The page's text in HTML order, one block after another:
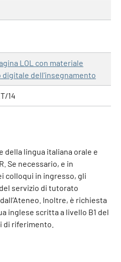
LOL con materiale
digitale dell'insegnamento
14
della lingua italiana orale e
Se necessario, e in
colloqui in ingresso, gli
servizio di tutorato
Inoltre, è richiesta
inglese scritta a livello B1 del
di riferimento.